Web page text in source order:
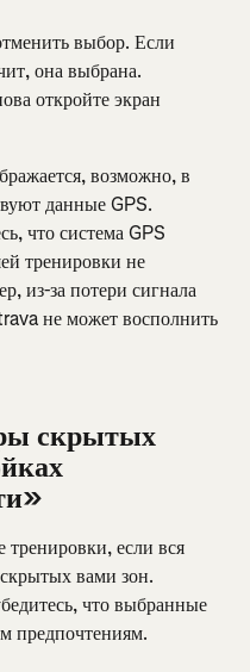
выбор. Если
она выбрана.
откройте экран
возможно, в
данные GPS.
что система GPS
тренировки не
из-за потери сигнала
не может восполнить
скрытых
тренировки, если вся
вами зон.
что выбранные
предпочтениям.